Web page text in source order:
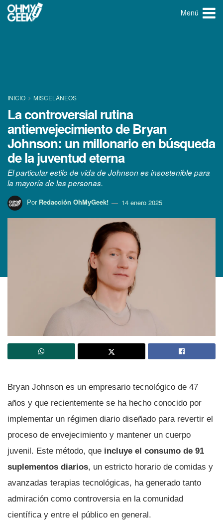
Menú
INICIO MISCELÁNEOS
La controversial rutina
antienvejecimiento de Bryan
Johnson: un millonario en búsqueda
de la juventud eterna
El particular estilo de vida de Johnson es insostenible para
la mayoría de las personas.
Por Redacción OhMyGeek! 14 enero 2025
Bryan Johnson es un empresario tecnológico de 47
años y que recientemente se ha hecho conocido por
implementar un régimen diario diseñado para revertir el
proceso de envejecimiento y mantener un cuerpo
juvenil. Este método, que incluye el consumo de 91
suplementos diarios, un estricto horario de comidas y
avanzadas terapias tecnológicas, ha generado tanto
admiración como controversia en la comunidad
científica y entre el público en general.